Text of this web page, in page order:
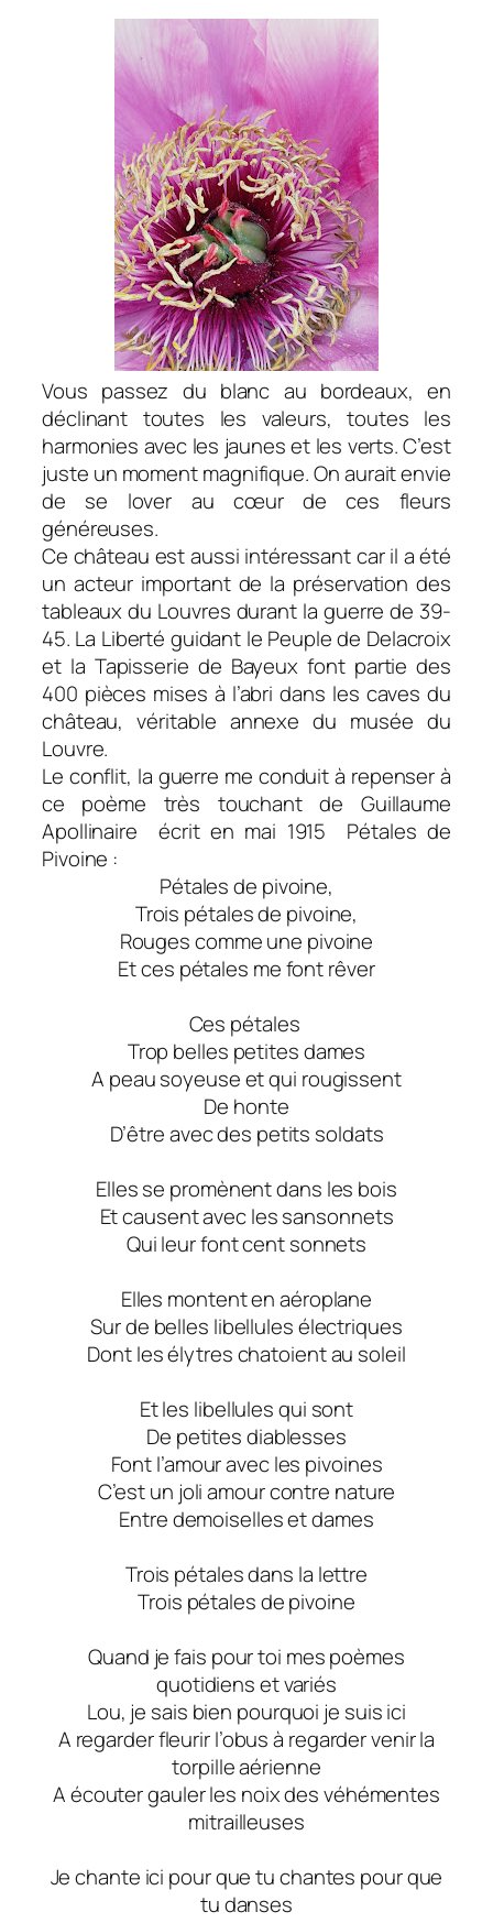
Vous passez du blanc au bordeaux, en
déclinant toutes les valeurs, toutes les
harmonies avec les jaunes et les verts. C’est
juste un moment magnifique. On aurait envie
de se lover au cœur de ces fleurs
généreuses.
Ce château est aussi intéressant car il a été
un acteur important de la préservation des
tableaux du Louvres durant la guerre de 39-
45. La Liberté guidant le Peuplede Delacroix
et la Tapisserie de Bayeux font partie des
400 pièces mises à l’abri dans les caves du
château, véritable annexe du musée du
Louvre.
Le conflit, la guerre me conduit à repenser à
ce poème très touchant de Guillaume
Apollinaire écrit en mai 1915 Pétales de
Pivoine :
Pétales de pivoine,
Trois pétales de pivoine,
Rouges comme une pivoine
Et ces pétales me font rêver
Ces pétales
Trop belles petites dames
A peau soyeuse et qui rougissent
De honte
D’être avec des petits soldats
Elles se promènent dans les bois
Et causent avec les sansonnets
Qui leur font cent sonnets
Elles montent en aéroplane
Sur de belles libellules électriques
Dont les élytres chatoient au soleil
Et les libellules qui sont
De petites diablesses
Font l’amour avec les pivoines
C’est un joli amour contre nature
Entre demoiselles et dames
Trois pétales dans la lettre
Trois pétales de pivoine
Quand je fais pour toi mes poèmes
quotidiens et variés
Lou, je sais bien pourquoi je suis ici
A regarder fleurir l’obus à regarder venir la
torpille aérienne
A écouter gauler les noix des véhémentes
mitrailleuses
Je chante ici pour que tu chantes pour que
tu danses